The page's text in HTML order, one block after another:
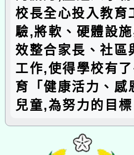
校長全心投入教
驗,將軟、硬體設
效整合家長、社區
工作,使得學校有
育「健康活力、感
兒童,為努力的目標